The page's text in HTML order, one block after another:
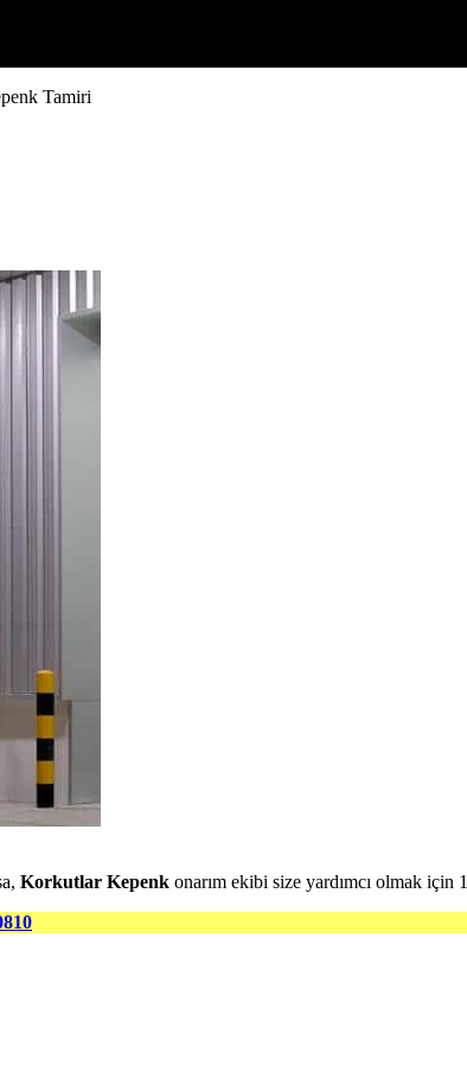
Tamiri
Korkutlar Kepenk onarım ekibi size yardımcı olmak için